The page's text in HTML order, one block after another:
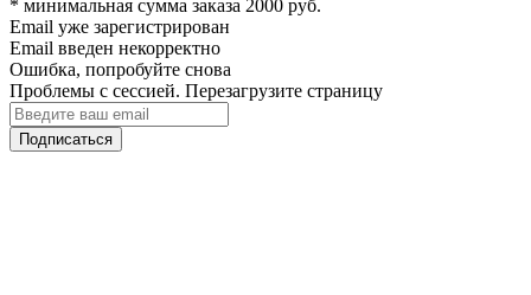
* минимальная сумма заказа 2000 руб.
Email уже зарегистрирован
Email введен некорректно
Ошибка, попробуйте снова
Проблемы с сессией. Перезагрузите страницу
Подписаться